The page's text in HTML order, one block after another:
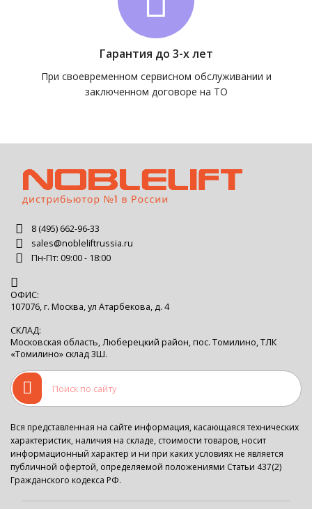
Гарантия до 3-х лет
При своевременном сервисном обслуживании и
заключенном договоре на ТО
8 (495) 662-96-33
sales@nobleliftrussia.ru
Пн-Пт: 09:00 - 18:00
ОФИС:
107076, г. Москва, ул Атарбекова, д. 4
СКЛАД:
Московская область, Люберецкий район, пос. Томилино, ТЛК
«Томилино» склад 3Ш.
Вся представленная на сайте информация, касающаяся технических
характеристик, наличия на складе, стоимости товаров, носит
информационный характер и ни при каких условиях не является
публичной офертой, определяемой положениями Статьи 437(2)
Гражданского кодекса РФ.